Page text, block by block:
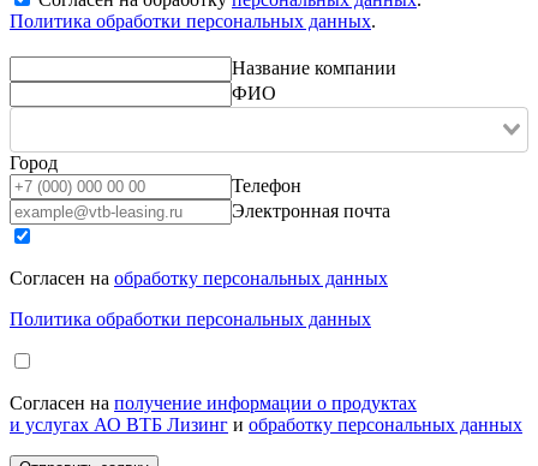
Политика обработки персональных данных.
Название компании
ФИО
Город
Телефон
Электронная почта
Согласен на обработку персональных данных
Политика обработки персональных данных
Согласен на получение информации о продуктах
и услугах АО ВТБ Лизинг и обработку персональных данных